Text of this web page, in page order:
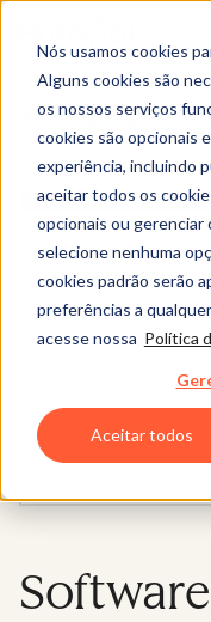
Nós usamos cookies
Alguns cookies são
os nossos serviços
cookies são opcionais
experiência, incluindo
aceitar todos os
opcionais ou gerenciar
selecione nenhuma
cookies padrão serão
preferências a
acesse nossa Política
Aceitar todos
Marketing Hub